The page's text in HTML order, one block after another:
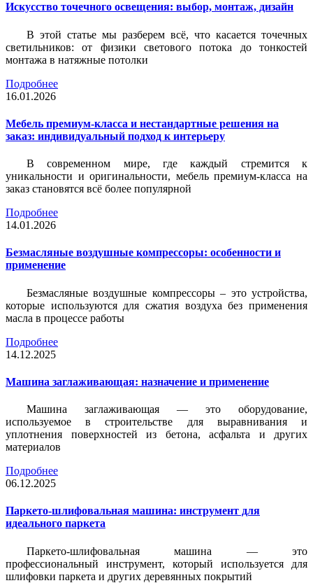
Искусство точечного освещения: выбор, монтаж, дизайн
В этой статье мы разберем всё, что касается точечных
светильников: от физики светового потока до тонкостей
монтажа в натяжные потолки
Подробнее
16.01.2026
Мебель премиум-класса и нестандартные решения на
заказ: индивидуальный подход к интерьеру
В современном мире, где каждый стремится к
уникальности и оригинальности, мебель премиум-класса на
заказ становятся всё более популярной
Подробнее
14.01.2026
Безмасляные воздушные компрессоры: особенности и
применение
Безмасляные воздушные компрессоры – это устройства,
которые используются для сжатия воздуха без применения
масла в процессе работы
Подробнее
14.12.2025
Машина заглаживающая: назначение и применение
Машина заглаживающая — это оборудование,
используемое в строительстве для выравнивания и
уплотнения поверхностей из бетона, асфальта и других
материалов
Подробнее
06.12.2025
Паркето-шлифовальная машина: инструмент для
идеального паркета
Паркето-шлифовальная машина — это
профессиональный инструмент, который используется для
шлифовки паркета и других деревянных покрытий